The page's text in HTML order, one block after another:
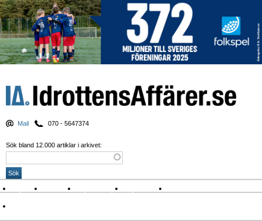
Mail 070 - 5647374
Sök bland 12.000 artiklar i arkivet:
Nyheter Krönikor Sport & spel Nyhetsbrev